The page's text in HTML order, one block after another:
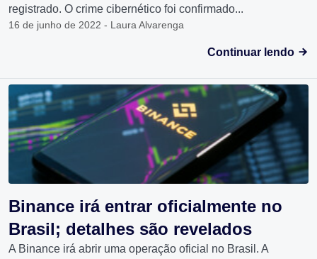
registrado. O crime cibernético foi confirmado...
16 de junho de 2022 - Laura Alvarenga
Continuar lendo
Binance irá entrar oficialmente no
Brasil; detalhes são revelados
A Binance irá abrir uma operação oficial no Brasil. A